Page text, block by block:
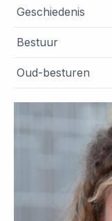
Geschiedenis
Bestuur
Oud-besturen